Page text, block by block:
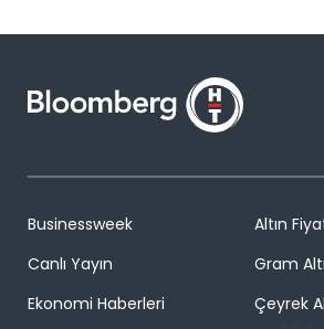
Businessweek
Canlı Yayın
Ekonomi Haberleri
Altın
Gram
Çeyrek